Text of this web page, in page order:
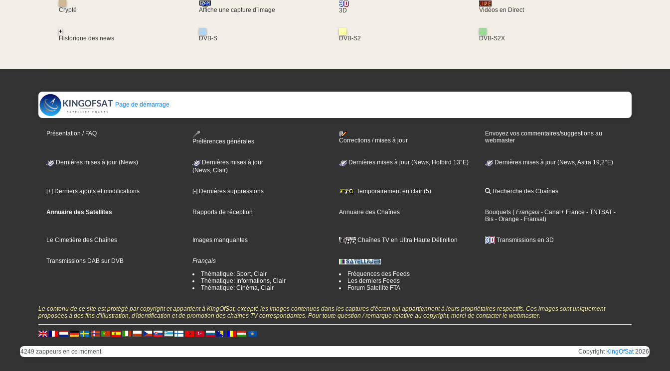
Crypté Affiche une capture d´image 3D Vidéos en Direct
+
Historique des news
DVB-S DVB-S2 DVB-S2X
Page de démarrage
Présentation / FAQ
Préférences générales
Corrections / mises à jour
Envoyez vos commentaires/suggestions au
webmaster
Dernières mises à jour (News)
Dernières mises à jour
(News, Clair)
Dernières mises à jour (News, Hotbird 13°E) Dernières mises à jour (News, Astra 19,2°E)
[+] Derniers ajouts et modifications [-] Dernières suppressions Temporairement en clair (5) Recherche des Chaînes
Annuaire des Satellites Rapports de réception Annuaire des Chaînes Bouquets ( Français - Canal+ France - TNTSAT -
Bis - Orange - Fransat)
Le Cimetière des Chaînes Images manquantes Chaînes TV en Ultra Haute Définition Transmissions en 3D
Transmissions DAB sur DVB
Français
Thématique: Sport, Clair
Thématique: Informations, Clair
Thématique: Cinéma, Clair
Fréquences des Feeds
Les derniers Feeds
Forum Satellite FTA
Le contenu de ce site est protégé par copyright et appartient à KingOfSat, excepté les images contenues dans les captures d'écran qui appartiennent à leurs propriétaires respectifs. Ces images sont uniquement
proposées à des fins d'illustration, d'identification et de promotion des chaînes TV correspondantes. Pour toute question / remarque relative au copyright, merci de contacter le webmaster.
4249 zappeurs en ce moment Copyright KingOfSat2026